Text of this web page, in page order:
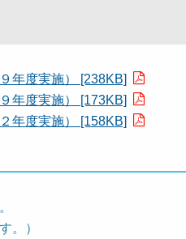
年度実施） [238KB]
年度実施） [173KB]
年度実施） [158KB]
。）